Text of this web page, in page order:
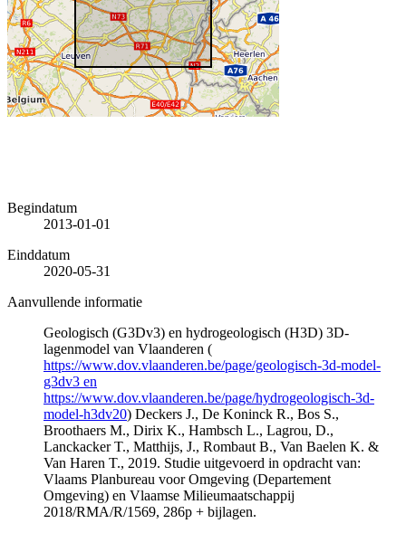
Begindatum
2013-01-01
Einddatum
2020-05-31
Aanvullende informatie
Geologisch (G3Dv3) en hydrogeologisch (H3D) 3D-
lagenmodel van Vlaanderen (
https://www.dov.vlaanderen.be/page/geologisch-3d-model-
g3dv3 en
https://www.dov.vlaanderen.be/page/hydrogeologisch-3d-
model-h3dv20) Deckers J., De Koninck R., Bos S.,
Broothaers M., Dirix K., Hambsch L., Lagrou, D.,
Lanckacker T., Matthijs, J., Rombaut B., Van Baelen K. &
Van Haren T., 2019. Studie uitgevoerd in opdracht van:
Vlaams Planbureau voor Omgeving (Departement
Omgeving) en Vlaamse Milieumaatschappij
2018/RMA/R/1569, 286p + bijlagen.